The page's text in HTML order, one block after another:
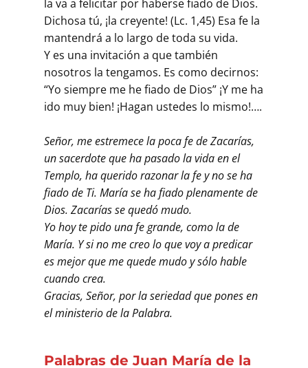
la va a felicitar por haberse fiado de Dios.
Dichosa tú, ¡la creyente! (Lc. 1,45) Esa fe la
mantendrá a lo largo de toda su vida.
Y es una invitación a que también
nosotros la tengamos. Es como decirnos:
“Yo siempre me he fiado de Dios” ¡Y me ha
ido muy bien! ¡Hagan ustedes lo mismo!….
Señor, me estremece la poca fe de Zacarías,
un sacerdote que ha pasado la vida en el
Templo, ha querido razonar la fe y no se ha
fiado de Ti. María se ha fiado plenamente de
Dios. Zacarías se quedó mudo.
Yo hoy te pido una fe grande, como la de
María. Y si no me creo lo que voy a predicar
es mejor que me quede mudo y sólo hable
cuando crea.
Gracias, Señor, por la seriedad que pones en
el ministerio de la Palabra.
Palabras de Juan María de la